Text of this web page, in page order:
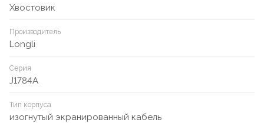
Хвостовик
Производитель
Longli
Серия
J1784A
Тип корпуса
изогнутый экранированный кабель